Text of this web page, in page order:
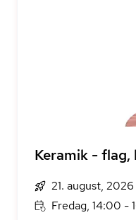
Keramik -
21. august, 2026
Fredag, 14:00 -